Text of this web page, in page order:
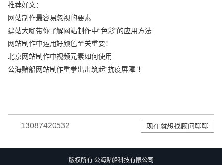
推荐好文：
网站制作最容易忽视的要素
建站大咖带你了解网站制作中“色彩”的应用方法
网站制作中运用好颜色至关重要！
北京网站制作中视频元素如何使用
公海赌船网站制作重拳出击筑起“抗疫屏障”！
13087420532 现在就想找顾问聊聊
版权所有 公海赌船科技有限公司